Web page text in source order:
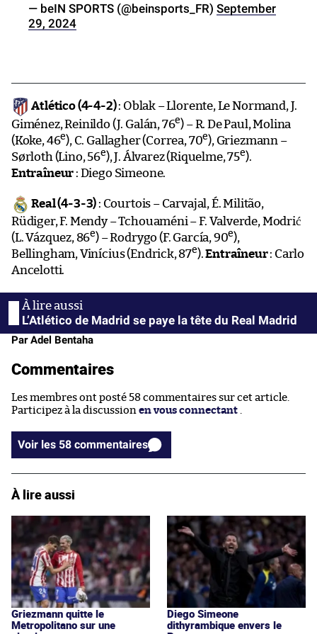
— beIN SPORTS (@beinsports_FR) September
29, 2024
Atlético (4-4-2): Oblak – Llorente, Le Normand, J.
Giménez, Reinildo (J. Galán, 76e) – R. De Paul, Molina
(Koke, 46e), C. Gallagher (Correa, 70e), Griezmann –
Sørloth (Lino, 56e), J. Álvarez (Riquelme, 75e).
Entraîneur : Diego Simeone.
Real (4-3-3) : Courtois – Carvajal, É. Militão,
Rüdiger, F. Mendy – Tchouaméni – F. Valverde, Modrić
(L. Vázquez, 86e) – Rodrygo (F. García, 90e),
Bellingham, Vinícius (Endrick, 87e).Entraîneur: Carlo
Ancelotti.
L’Atlético de Madrid se paye la tête du Real Madrid
Par Adel Bentaha
Commentaires
Les membres ont posté 58 commentaires sur cet article.
Participez à la discussion en vous connectant .
Voir les 58 commentaires
À lire aussi
Griezmann quitte le
Metropolitano sur une
Diego Simeone
dithyrambique envers le